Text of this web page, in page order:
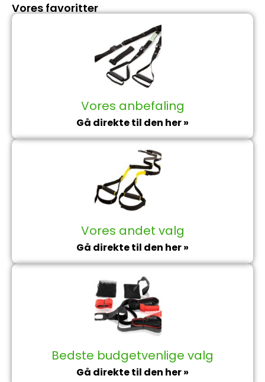
Vores favoritter
Vores anbefaling
Gå direkte til den her »
Vores andet valg
Gå direkte til den her »
Bedste budgetvenlige valg
Gå direkte til den her »